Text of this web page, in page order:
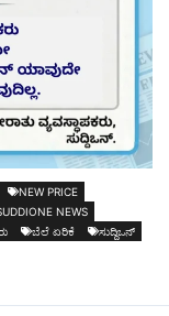
NEW PRICE
NEWS
ಬೆಲೆ ಏರಿಕೆ
ಸುದ್ದಿಒನ್